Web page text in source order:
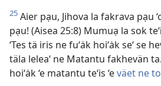
25 Aier pạu, Jihova la fakrava pạu
pạu! (Aisea 25:8) Mumuạ la sok
‘Tes tä iris ne fu‘ȧk hoi‘ȧk se‘ se
täla lelea‘ ne Matantu fakhevän
hoi‘ȧk ‘e matantu te‘is ‘eväet ne